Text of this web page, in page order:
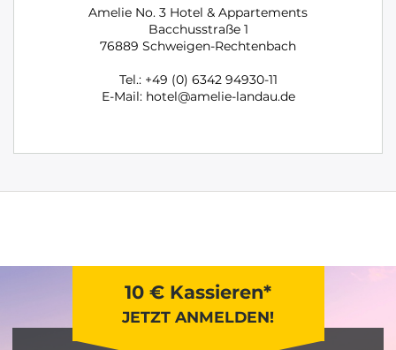
Amelie No. 3 Hotel & Appartements
Bacchusstraße 1
76889 Schweigen-Rechtenbach
Tel.: +49 (0) 6342 94930-11
E-Mail: hotel@amelie-landau.de
10 € Kassieren*
JETZT ANMELDEN!